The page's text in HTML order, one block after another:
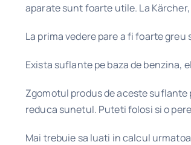
aparate sunt foarte utile. La
La prima vedere pare a fi foarte
Exista suflante pe baza de benzina,
Zgomotul produs de aceste
reduca sunetul. Puteti folosi si o
Mai trebuie sa luati in calcul